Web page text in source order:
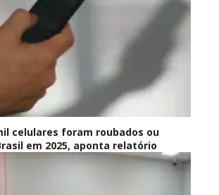
celulares foram roubados ou
em 2025, aponta relatório